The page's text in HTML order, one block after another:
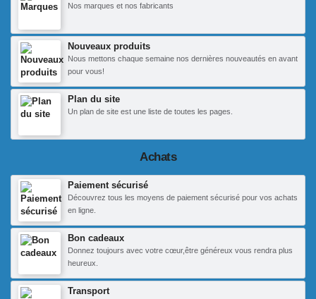
Nos marques et nos fabricants
Nouveaux produits
Nous mettons chaque semaine nos dernières nouveautés en avant
pour vous!
Plan du site
Un plan de site est une liste de toutes les pages.
Achats
Paiement sécurisé
Découvrez tous les moyens de paiement sécurisé pour vos achats
en ligne.
Bon cadeaux
Donnez toujours avec votre cœur,être généreux vous rendra plus
heureux.
Transport